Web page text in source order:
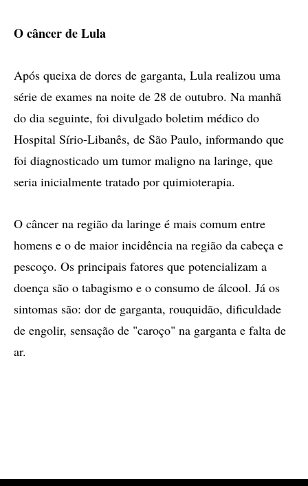
O câncer de Lula
Após queixa de dores de garganta, Lula realizou uma
série de exames na noite de 28 de outubro. Na manhã
do dia seguinte, foi divulgado boletim médico do
Hospital Sírio-Libanês, de São Paulo, informando que
foi diagnosticado um tumor maligno na laringe, que
seria inicialmente tratado por quimioterapia.
O câncer na região da laringe é mais comum entre
homens e o de maior incidência na região da cabeça e
pescoço. Os principais fatores que potencializam a
doença são o tabagismo e o consumo de álcool. Já os
sintomas são: dor de garganta, rouquidão, dificuldade
de engolir, sensação de "caroço" na garganta e falta de
ar.